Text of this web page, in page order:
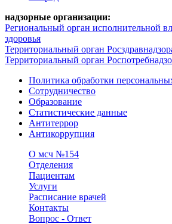
надзорные организации:
Региональный орган исполнительной
здоровья
Территориальный орган
Территориальный орган
Политика обработки
Сотрудничество
Образование
Статистические данные
Антитеррор
Антикоррупция
О мсч №154
Отделения
Пациентам
Услуги
Расписание врачей
Контакты
Вопрос - Ответ